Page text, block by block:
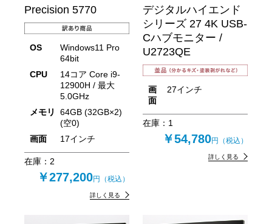
Precision 5770
OS
Windows11 Pro
64bit
CPU
14コア Core i9-
12900H / 最大
5.0GHz
メモリ
64GB (32GB×2)
(空0)
画面
17インチ
在庫： 2
￥277,200円（税込）
詳しく見る
デジタルハイエンド
シリーズ 27 4K USB-
Cハブモニター /
U2723QE
画
面
27インチ
在庫： 1
￥54,780円（税込）
詳しく見る